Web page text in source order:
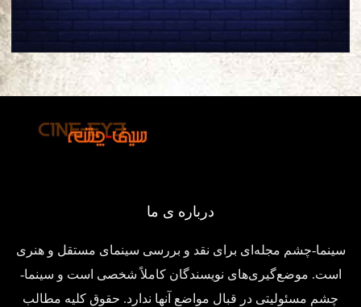
درباره ی ما
سینما-چشم مجله‌ای برای نقد و بررسی سینمای مستقل و هنری
است. موضع‌گیری‌های نویسندگان کاملاً شخصی است و سینما-
چشم مسئولیتی در قبال مواضع آنها ندارد. حقوق کلیه مطالب